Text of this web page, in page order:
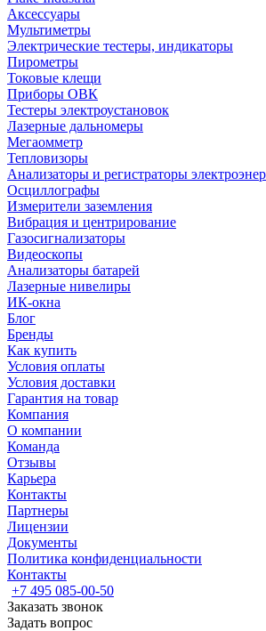
Аксессуары
Мультиметры
Электрические тестеры, индикаторы
Пирометры
Токовые клещи
Приборы ОВК
Тестеры электроустановок
Лазерные дальномеры
Мегаомметр
Тепловизоры
Анализаторы и регистраторы
Осциллографы
Измерители заземления
Вибрация и центрирование
Газосигнализаторы
Видеоскопы
Анализаторы батарей
Лазерные нивелиры
ИК-окна
Блог
Бренды
Как купить
Условия оплаты
Условия доставки
Гарантия на товар
Компания
О компании
Команда
Отзывы
Карьера
Контакты
Партнеры
Лицензии
Документы
Политика конфиденциальности
Контакты
+7 495 085-00-50
Заказать звонок
Задать вопрос